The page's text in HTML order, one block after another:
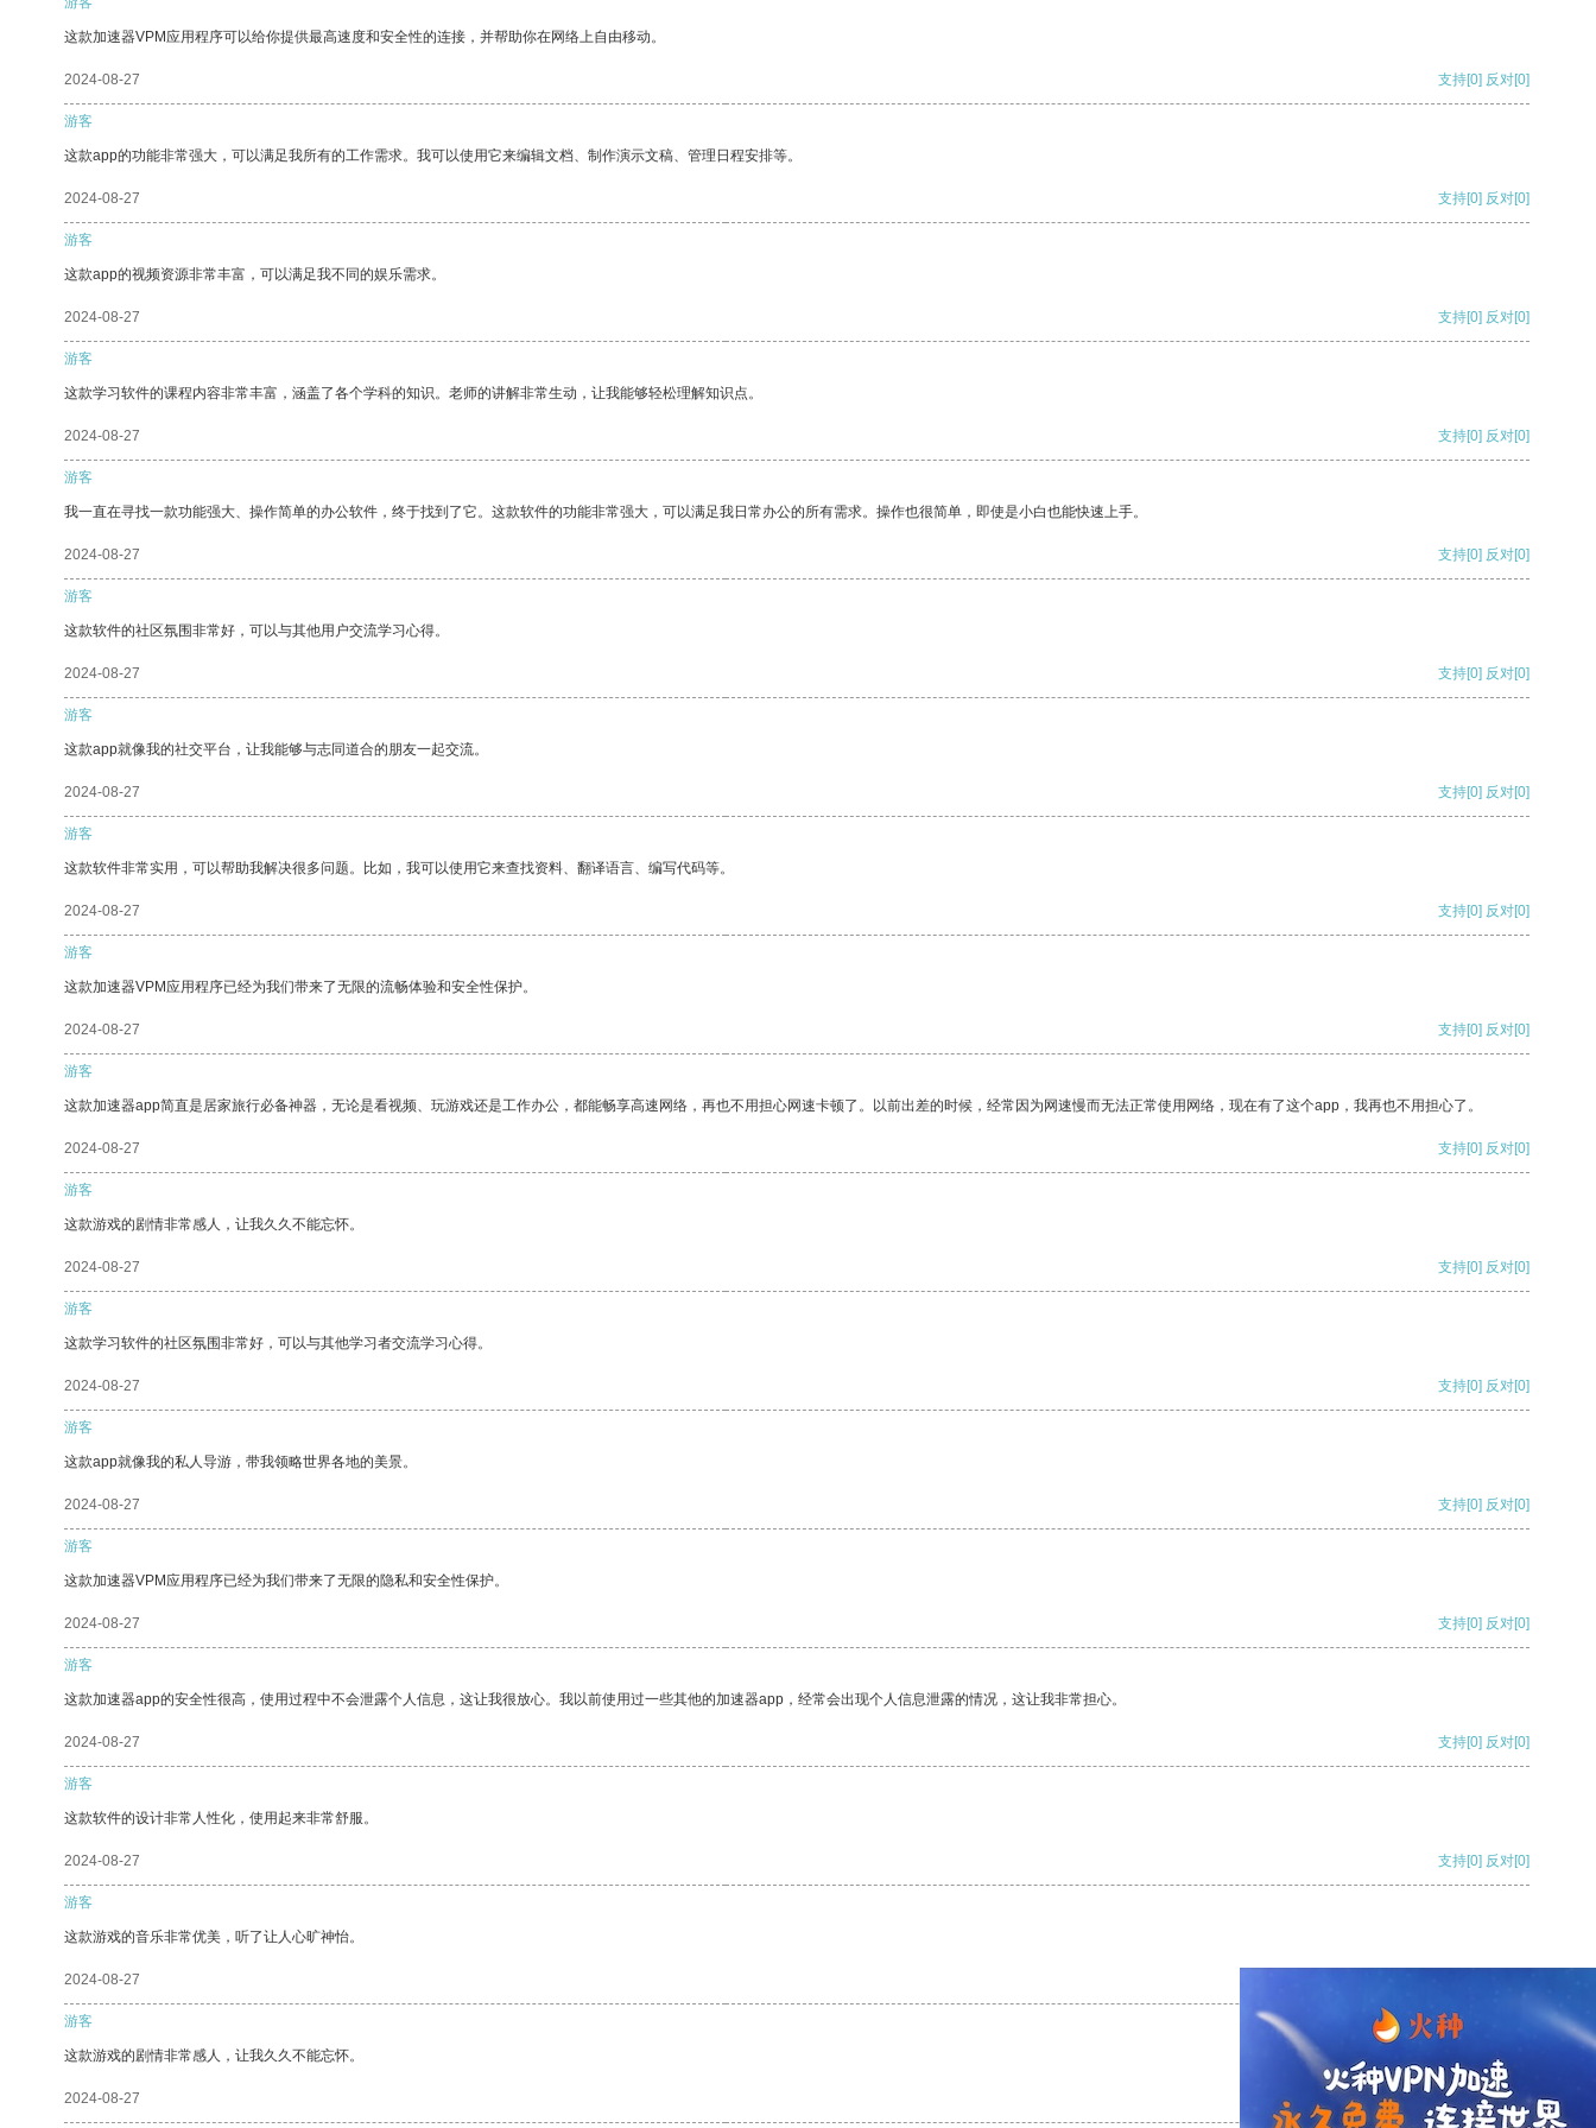
这款加速器VPM应用程序可以给你提供最高速度和安全性的连接，并帮助你在网络上自由移动。
2024-08-27 支持[0] 反对[0]
游客
这款app的功能非常强大，可以满足我所有的工作需求。我可以使用它来编辑文档、制作演示文稿、管理日程安排等。
2024-08-27 支持[0] 反对[0]
游客
这款app的视频资源非常丰富，可以满足我不同的娱乐需求。
2024-08-27 支持[0] 反对[0]
游客
这款学习软件的课程内容非常丰富，涵盖了各个学科的知识。老师的讲解非常生动，让我能够轻松理解知识点。
2024-08-27 支持[0] 反对[0]
游客
我一直在寻找一款功能强大、操作简单的办公软件，终于找到了它。这款软件的功能非常强大，可以满足我日常办公的所有需求。操作也很简单，即使是小白也能快速上手。
2024-08-27 支持[0] 反对[0]
游客
这款软件的社区氛围非常好，可以与其他用户交流学习心得。
2024-08-27 支持[0] 反对[0]
游客
这款app就像我的社交平台，让我能够与志同道合的朋友一起交流。
2024-08-27 支持[0] 反对[0]
游客
这款软件非常实用，可以帮助我解决很多问题。比如，我可以使用它来查找资料、翻译语言、编写代码等。
2024-08-27 支持[0] 反对[0]
游客
这款加速器VPM应用程序已经为我们带来了无限的流畅体验和安全性保护。
2024-08-27 支持[0] 反对[0]
游客
这款加速器app简直是居家旅行必备神器，无论是看视频、玩游戏还是工作办公，都能畅享高速网络，再也不用担心网速卡顿了。以前出差的时候，经常因为网速慢而无法正常使用网络，现在有了这个app，我再也不用担心了。
2024-08-27 支持[0] 反对[0]
游客
这款游戏的剧情非常感人，让我久久不能忘怀。
2024-08-27 支持[0] 反对[0]
游客
这款学习软件的社区氛围非常好，可以与其他学习者交流学习心得。
2024-08-27 支持[0] 反对[0]
游客
这款app就像我的私人导游，带我领略世界各地的美景。
2024-08-27 支持[0] 反对[0]
游客
这款加速器VPM应用程序已经为我们带来了无限的隐私和安全性保护。
2024-08-27 支持[0] 反对[0]
游客
这款加速器app的安全性很高，使用过程中不会泄露个人信息，这让我很放心。我以前使用过一些其他的加速器app，经常会出现个人信息泄露的情况，这让我非常担心。
2024-08-27 支持[0] 反对[0]
游客
这款软件的设计非常人性化，使用起来非常舒服。
2024-08-27 支持[0] 反对[0]
游客
这款游戏的音乐非常优美，听了让人心旷神怡。
2024-08-27
游客
这款游戏的剧情非常感人，让我久久不能忘怀。
2024-08-27 支持 [0] 反对 [0]